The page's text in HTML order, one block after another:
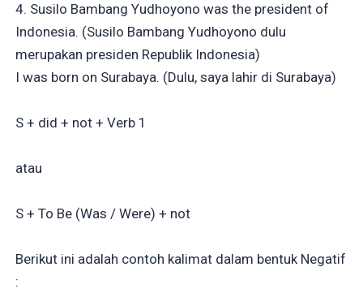
4. Susilo Bambang Yudhoyono was the president of
Indonesia. (Susilo Bambang Yudhoyono dulu
merupakan presiden Republik Indonesia)
I was born on Surabaya. (Dulu, saya lahir di Surabaya)
S + did + not + Verb 1
atau
S + To Be (Was / Were) + not
Berikut ini adalah contoh kalimat dalam bentuk Negatif
: